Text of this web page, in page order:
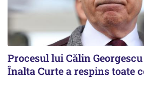
Procesul lui Călin
Înalta Curte a respins toate